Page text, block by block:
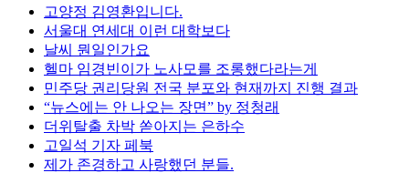
고양정 김영환입니다.
서울대 연세대 이런 대학보다
날씨 뭔일인가요
헬마 임경빈이가 노사모를 조롱했다라는게
민주당 권리당원 전국 분포와 현재까지 진행 결과
“뉴스에는 안 나오는 장면” by 정청래
더위탈출 차박 쏟아지는 은하수
고일석 기자 페북
제가 존경하고 사랑했던 분들.